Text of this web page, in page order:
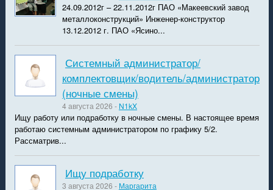
24.09.2012г – 22.11.2012г ПАО «Макеевский завод
металлоконструкций» Инженер-конструктор
13.12.2012 г. ПАО «Ясино...
Системный администратор/
комплектовщик/водитель/администратор
(ночные смены)
4 августа 2026 - N1kX
Ищу работу или подработку в ночные смены. В настоящее время
работаю системным администратором по графику 5/2.
Рассматрив...
Ищу подработку
3 августа 2026 - Маргарита